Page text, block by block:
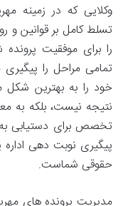
وکلایی که در زمینه
تسلط کامل بر قوانین و
را برای موفقیت
تمامی مراحل را
خود را به بهترین
نتیجه نیست، بلکه به
تخصص برای دستیابی
پیگیری نوبت دهی
حقوقی شماست.
مدیریت پرونده های